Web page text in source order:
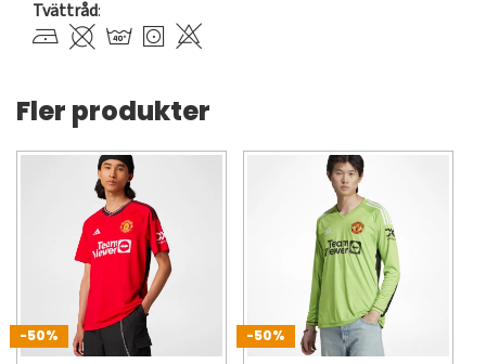
Tvättråd:
Fler produkter
-50% -50%